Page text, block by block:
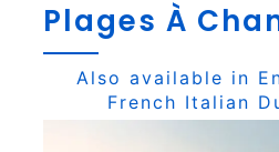
Plages À
Also available in
French Italian